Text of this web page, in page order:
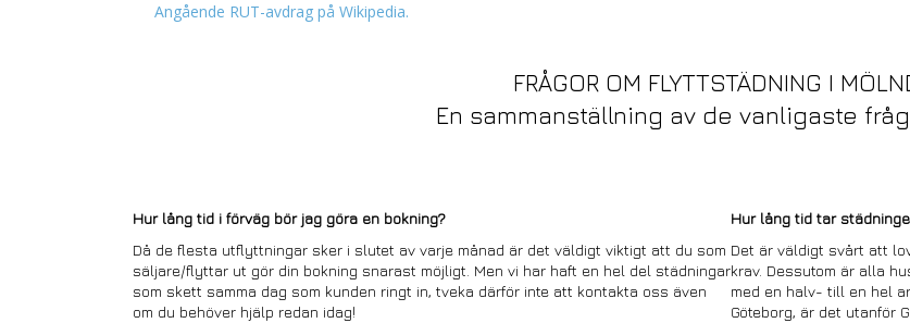
Angående RUT-avdrag på Wikipedia.
FRÅGOR OM FLYTTSTÄDNING I
En sammanställning av de vanligaste
Hur lång tid i förväg bör jag göra en bokning?
Då de flesta utflyttningar sker i slutet av varje månad är det väldigt viktigt att du som
säljare/flyttar ut gör din bokning snarast möjligt. Men vi har haft en hel del städningar
som skett samma dag som kunden ringt in, tveka därför inte att kontakta oss även
om du behöver hjälp redan idag!
Hur lång tid tar
Det är väldigt svårt att
krav. Dessutom är alla
med en halv- till en hel
Göteborg, är det utanför